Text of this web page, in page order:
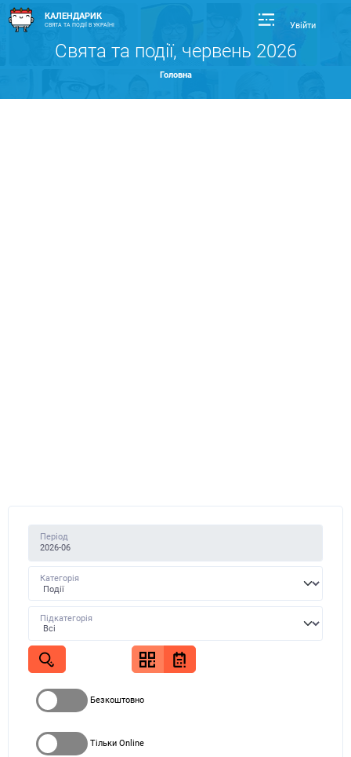
КАЛЕНДАРИК
СВЯТА ТА ПОДІЇ В УКРАЇНІ Увійти
Свята та події, червень 2026
Головна
Період
Категорія
Підкатегорія
Безкоштовно
Тільки Online